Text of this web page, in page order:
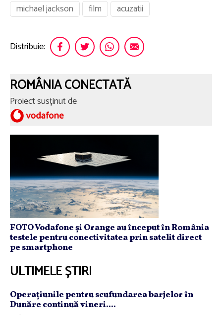
michael jackson
film acuzatii
Distribuie:
ROMÂNIA CONECTATĂ
Proiect susținut de
FOTO Vodafone și Orange au început în România
testele pentru conectivitatea prin satelit direct
pe smartphone
ULTIMELE ȘTIRI
Operaţiunile pentru scufundarea barjelor în
Dunăre continuă vineri....